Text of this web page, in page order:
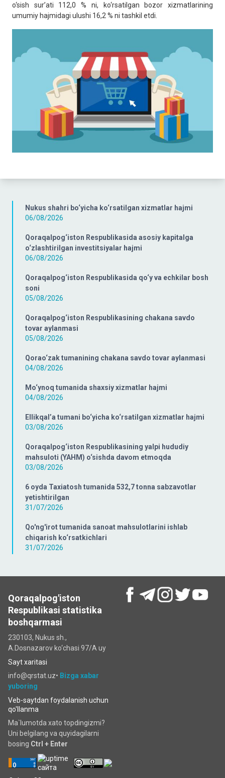
Nukus shahri bo‘yicha ko‘rsatilgan xizmatlar hajmi
06/08/2026
Qoraqalpog‘iston Respublikasida asosiy kapitalga
o‘zlashtirilgan investitsiyalar hajmi
06/08/2026
Qoraqalpog‘iston Respublikasida qo‘y va echkilar bosh
soni
05/08/2026
Qoraqalpog‘iston Respublikasining chakana savdo
tovar aylanmasi
05/08/2026
Qorao‘zak tumanining chakana savdo tovar aylanmasi
04/08/2026
Mo‘ynoq tumanida shaxsiy xizmatlar hajmi
04/08/2026
Ellikqal’a tumani bo‘yicha ko‘rsatilgan xizmatlar hajmi
03/08/2026
Qoraqalpog‘iston Respublikasining yalpi hududiy
mahsuloti (YAHM) o‘sishda davom etmoqda
03/08/2026
6 oyda Taxiatosh tumanida 532,7 tonna sabzavotlar
yetishtirilgan
31/07/2026
Qo'ng'irot tumanida sanoat mahsulotlarini ishlab
chiqarish ko‘rsatkichlari
31/07/2026
o‘sish sur’ati 112,0 % ni, ko‘rsatilgan bozor xizmatlarining
umumiy hajmidagi ulushi 16,2 % ni tashkil etdi.
Qoraqalpog'iston
Respublikasi statistika
boshqarmasi
230103, Nukus sh.,
A.Dosnazarov ko‘chаsi 97/A uy
Sayt xaritasi
info@qrstat.uz• Bizga xabar
yuboring
Veb-saytdan foydalanish uchun
qo'llanma
Ma`lumotda xato topdingizmi?
Uni belgilang va quyidagilarni
bosing Ctrl + Enter